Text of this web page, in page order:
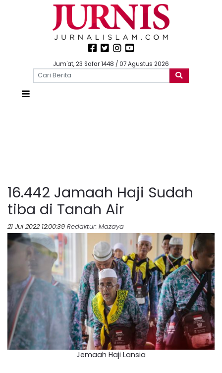
Jum'at, 23 Safar 1448 / 07 Agustus 2026
16.442 Jamaah Haji Sudah
tiba di Tanah Air
21 Jul 2022 12:00:39 Redaktur: Mazaya
Jemaah Haji Lansia